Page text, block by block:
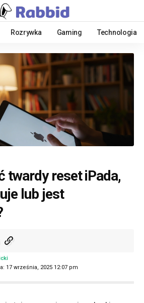
Rozrywka Gaming Technologia
twardy reset iPada,
lub jest
17 września, 2025 12:07 pm